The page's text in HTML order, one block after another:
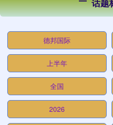
话题
德邦国际
上半年
全国
2026